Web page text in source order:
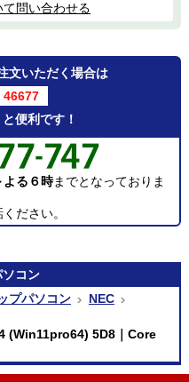
問い合わせる
文いただく場合は
46677
便利です！
よる６時までとなっておりま
ださい。
コン
プパソコン
NEC
(Win11pro64) 5D8｜Core